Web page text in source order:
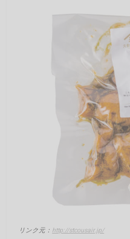
リンク元： http://stcousair.jp/